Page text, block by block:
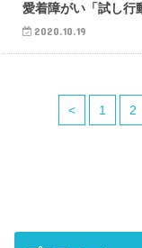
愛着障がい「試し行
2020.10.19
< 1 2